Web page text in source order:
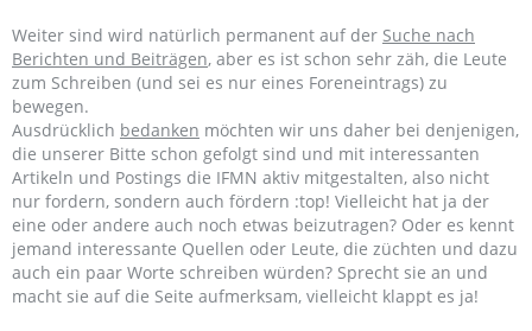
Weiter sind wird natürlich permanent auf der Suche nach
Berichten und Beiträgen, aber es ist schon sehr zäh, die Leute
zum Schreiben (und sei es nur eines Foreneintrags) zu
bewegen.
Ausdrücklich bedanken möchten wir uns daher bei denjenigen,
die unserer Bitte schon gefolgt sind und mit interessanten
Artikeln und Postings die IFMN aktiv mitgestalten, also nicht
nur fordern, sondern auch fördern :top! Vielleicht hat ja der
eine oder andere auch noch etwas beizutragen? Oder es kennt
jemand interessante Quellen oder Leute, die züchten und dazu
auch ein paar Worte schreiben würden? Sprecht sie an und
macht sie auf die Seite aufmerksam, vielleicht klappt es ja!